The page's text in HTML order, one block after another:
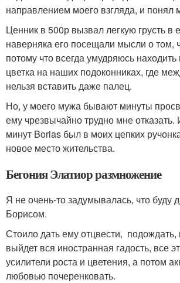
направлением моего взгляда, и понял
Ценник в 500р вызвал легкую грусть в
наверняка его посещали мысли о том,
потому что всегда умудряюсь
цветка на наших подоконниках, где
нельзя вставить даже палец.
Но, у моего мужа бывают минуты
ему чрезвычайно трудно мне отказать.
минут Borias был в моих цепких
новое место жительства.
Бегония Элатиор размножение
Я не очень-то задумывалась, что буду
Борисом.
Стоило дать ему отцвести, подождать,
выйдет вся иностранная гадость, все
усилители роста и цветения, а потом
любовью почеренковать.